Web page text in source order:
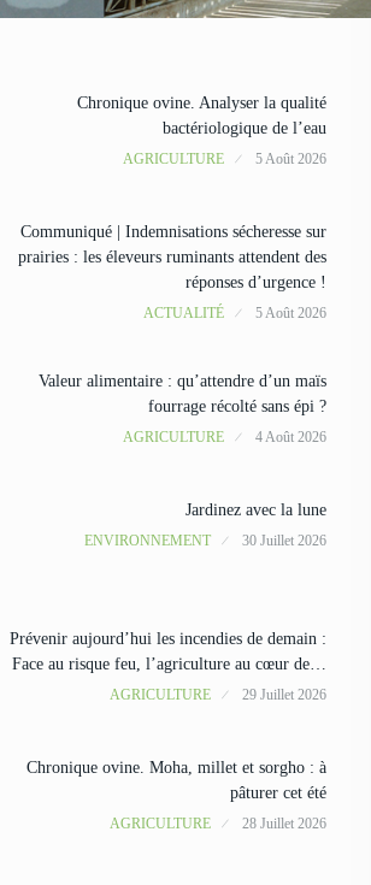
Chronique ovine. Analyser la qualité
bactériologique de l’eau
AGRICULTURE 5 Août 2026
Communiqué | Indemnisations sécheresse sur
prairies : les éleveurs ruminants attendent des
réponses d’urgence !
ACTUALITÉ 5 Août 2026
Valeur alimentaire : qu’attendre d’un maïs
fourrage récolté sans épi ?
AGRICULTURE 4 Août 2026
Jardinez avec la lune
ENVIRONNEMENT 30 Juillet 2026
Prévenir aujourd’hui les incendies de demain :
Face au risque feu, l’agriculture au cœur de…
AGRICULTURE 29 Juillet 2026
Chronique ovine. Moha, millet et sorgho : à
pâturer cet été
AGRICULTURE 28 Juillet 2026